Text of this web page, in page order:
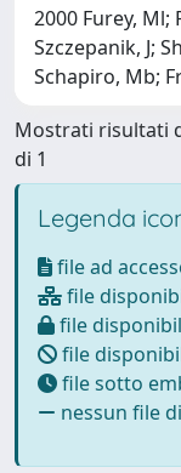
2000 Furey, Ml;
Szczepanik, J;
Schapiro, Mb;
Mostrati risultati
di 1
Legenda
file ad
file
file
file
file sotto
nessun file